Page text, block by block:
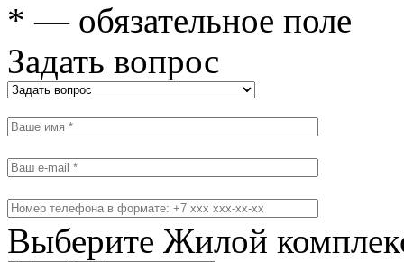
* — обязательное поле
Задать вопрос
Выберите Жилой